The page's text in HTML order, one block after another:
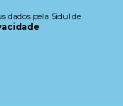
dados pela Sidul de